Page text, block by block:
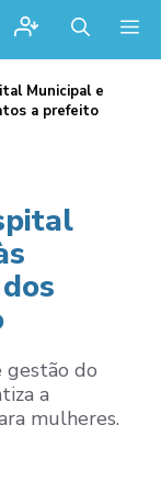
Municipal e
a prefeito
gestão do
a
mulheres.